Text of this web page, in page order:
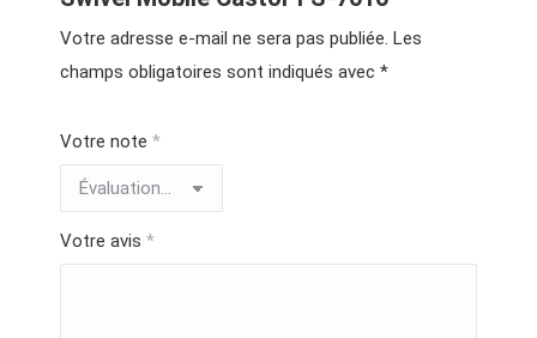
Votre adresse e-mail ne sera pas publiée. Les
champs obligatoires sont indiqués avec *
Votre note *
Votre avis *